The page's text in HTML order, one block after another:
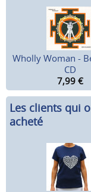
Wholly Woman -
CD
7,99 €
Les clients qui
acheté